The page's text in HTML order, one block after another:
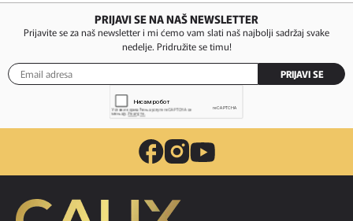
PRIJAVI SE NA NAŠ NEWSLETTER
Prijavite se za naš newsletter i mi ćemo vam slati naš najbolji sadržaj svake
nedelje. Pridružite se timu!
PRIJAVI SE